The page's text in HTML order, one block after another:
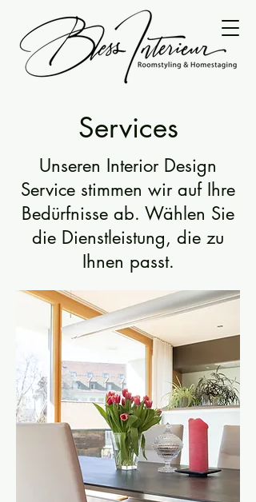
Services
Unseren Interior Design
Service stimmen wir auf Ihre
Bedürfnisse ab. Wählen Sie
die Dienstleistung, die zu
Ihnen passt.